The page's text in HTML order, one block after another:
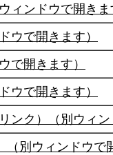
ィンドウで開きま
ウで開きます）
で開きます）
ウで開きます）
ンク）（別ウィン
別ウィンドウで